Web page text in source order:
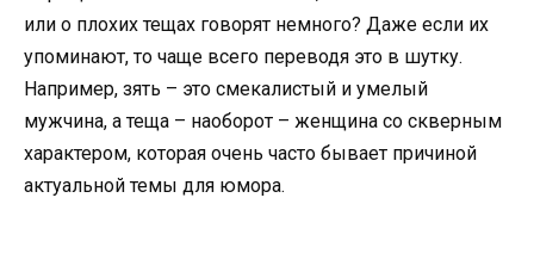
или о плохих тещах говорят немного? Даже если их
упоминают, то чаще всего переводя это в шутку.
Например, зять – это смекалистый и умелый
мужчина, а теща – наоборот – женщина со скверным
характером, которая очень часто бывает причиной
актуальной темы для юмора.